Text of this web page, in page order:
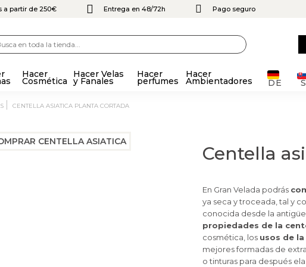
a partir de 250€ Entrega en 48/72h Pago seguro
Hacer
Cosmética
Hacer Velas
y Fanales
Hacer
perfumes
Hacer
Ambientadores DE
CENTELLA ASIATICA PLANTA CORTADA
Centella
En Gran Velada podrás
ya seca y troceada, tal y
conocida desde la
propiedades de la
cosmética, los usos de
mejores formadas de
o tinturas para después